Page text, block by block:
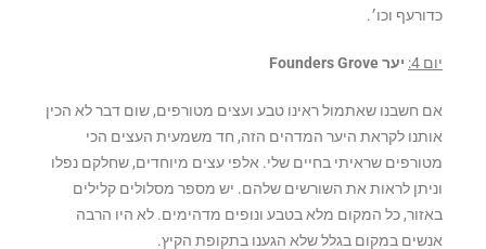
כדורעף וכו׳.
יום 4: יער Founders Grove
אם חשבנו שאתמול ראינו טבע ועצים מטורפים, שום דבר לא הכין
אותנו לקראת היער המדהים הזה, חד משמעית העצים הכי
מטורפים שראיתי בחיים שלי. אלפי עצים מיוחדים, שחלקם נפלו
וניתן לראות את השורשים שלהם. יש מספר מסלולים קלילים
באזור, כל המקום מלא בטבע ונופים מדהימים. לא היו הרבה
אנשים במקום בגלל שלא הגענו בתקופת הקיץ.